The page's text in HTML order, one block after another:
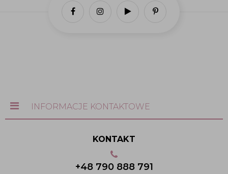
INFORMACJE KONTAKTOWE
KONTAKT
+48 790 888 791